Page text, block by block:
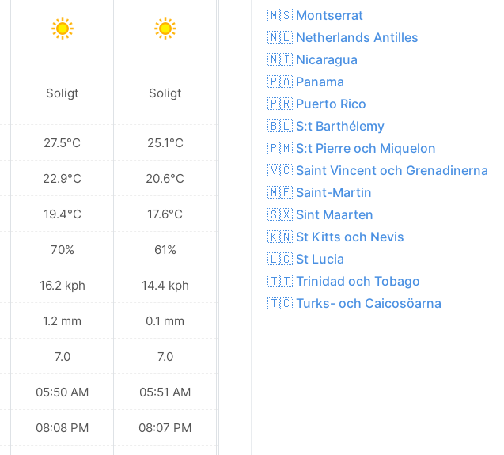
Soligt
27.5°C
22.9°C
19.4°C
70%
16.2 kph
1.2 mm
7.0
05:50 AM
08:08 PM
Soligt
25.1°C
20.6°C
17.6°C
61%
14.4 kph
0.1 mm
7.0
05:51 AM
08:07 PM
23.9°C
19.6°C
14.9°C
60%
15.1 kph
🇲🇸 Montserrat
🇳🇱 Netherlands Antilles
🇳🇮 Nicaragua
🇵🇦 Panama
🇵🇷 Puerto Rico
🇧🇱 S:t Barthélemy
🇵🇲 S:t Pierre och Miquelon
🇻🇨 Saint Vincent och Grenadinerna
🇲🇫 Saint-Martin
🇸🇽 Sint Maarten
🇰🇳 St Kitts och Nevis
🇱🇨 St Lucia
🇹🇹 Trinidad och Tobago
🇹🇨 Turks- och Caicosöarna